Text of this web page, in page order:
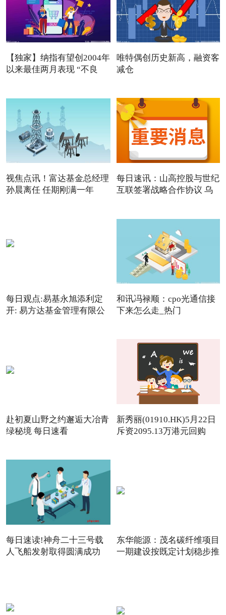
【独家】纳指有望创2004年
以来最佳两月表现 “不良
唯特偶创历史新高，融资客
减仓
视焦点讯！富达基金总经理
孙晨离任 任期刚满一年
每日速讯：山高控股与世纪
互联签署战略合作协议 乌
每日观点:易基永旭添利定
开: 易方达基金管理有限公
和讯冯禄顺：cpo光通信接
下来怎么走_热门
赴初夏山野之约邂逅大冶青
绿秘境 每日速看
新秀丽(01910.HK)5月22日
斥资2095.13万港元回购
每日速读!神舟二十三号载
人飞船发射取得圆满成功
东华能源：茂名碳纤维项目
一期建设按既定计划稳步推